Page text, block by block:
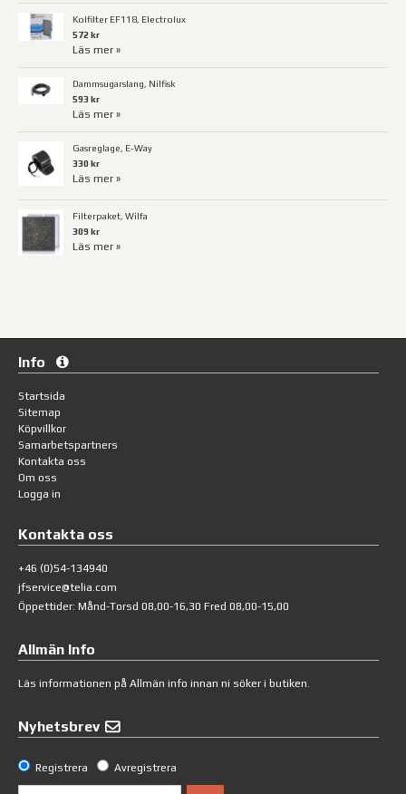
Kolfilter EF118, Electrolux
572 kr
Läs mer »
Dammsugarslang, Nilfisk
593 kr
Läs mer »
Gasreglage, E-Way
330 kr
Läs mer »
Filterpaket, Wilfa
309 kr
Läs mer »
Info
Startsida
Sitemap
Köpvillkor
Samarbetspartners
Kontakta oss
Om oss
Logga in
Kontakta oss
+46 (0)54-134940
jfservice@telia.com
Öppettider: Månd-Torsd 08,00-16,30 Fred 08,00-15,00
Allmän Info
Läs informationen på Allmän info innan ni söker i butiken.
Nyhetsbrev
Registrera Avregistrera